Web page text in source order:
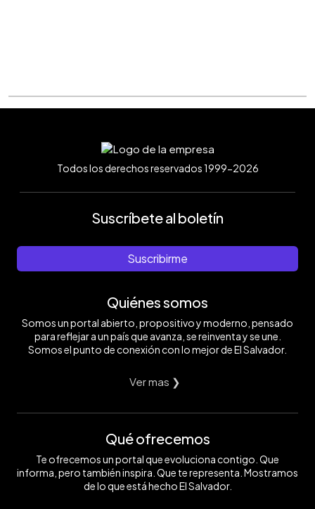
Todos los derechos reservados 1999-2026
Suscríbete al boletín
Suscribirme
Quiénes somos
Somos un portal abierto, propositivo y moderno, pensado
para reflejar a un país que avanza, se reinventa y se une.
Somos el punto de conexión con lo mejor de El Salvador.
Ver mas ❯
Qué ofrecemos
Te ofrecemos un portal que evoluciona contigo. Que
informa, pero también inspira. Que te representa. Mostramos
de lo que está hecho El Salvador.